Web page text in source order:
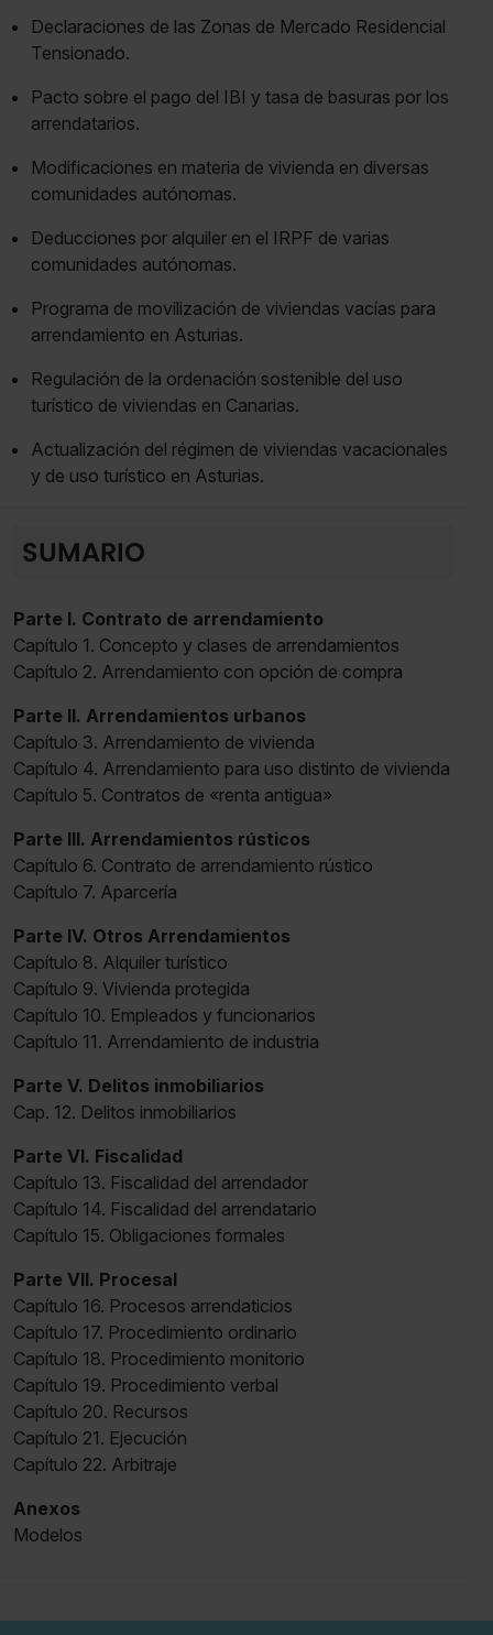
Declaraciones de las Zonas de Mercado Residencial
Tensionado.
Pacto sobre el pago del IBI y tasa de basuras por los
arrendatarios.
Modificaciones en materia de vivienda en diversas
comunidades autónomas.
Deducciones por alquiler en el IRPF de varias
comunidades autónomas.
Programa de movilización de viviendas vacías para
arrendamiento en Asturias.
Regulación de la ordenación sostenible del uso
turístico de viviendas en Canarias.
Actualización del régimen de viviendas vacacionales
y de uso turístico en Asturias.
SUMARIO
Parte I. Contrato de arrendamiento
Capítulo 1. Concepto y clases de arrendamientos
Capítulo 2. Arrendamiento con opción de compra
Parte II. Arrendamientos urbanos
Capítulo 3. Arrendamiento de vivienda
Capítulo 4. Arrendamiento para uso distinto de vivienda
Capítulo 5. Contratos de «renta antigua»
Parte III. Arrendamientos rústicos
Capítulo 6. Contrato de arrendamiento rústico
Capítulo 7. Aparcería
Parte IV. Otros Arrendamientos
Capítulo 8. Alquiler turístico
Capítulo 9. Vivienda protegida
Capítulo 10. Empleados y funcionarios
Capítulo 11. Arrendamiento de industria
Parte V. Delitos inmobiliarios
Cap. 12. Delitos inmobiliarios
Parte VI. Fiscalidad
Capítulo 13. Fiscalidad del arrendador
Capítulo 14. Fiscalidad del arrendatario
Capítulo 15. Obligaciones formales
Parte VII. Procesal
Capítulo 16. Procesos arrendaticios
Capítulo 17. Procedimiento ordinario
Capítulo 18. Procedimiento monitorio
Capítulo 19. Procedimiento verbal
Capítulo 20. Recursos
Capítulo 21. Ejecución
Capítulo 22. Arbitraje
Anexos
Modelos